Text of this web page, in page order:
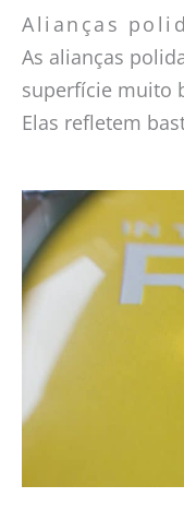
Alianças
As alianças
superfície muito
Elas refletem